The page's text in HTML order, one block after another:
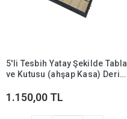
5'li Tesbih Yatay Şekilde Tabla
ve Kutusu (ahşap Kasa) Deri
1.150,00 TL